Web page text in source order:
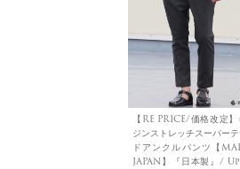
【RE PRICE/価格改定
ジンストレッチスーパー
ドアンクルパンツ【
JAPAN】『日本製』/